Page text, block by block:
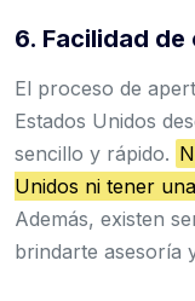
6. Facilidad
El proceso de
Estados Unidos
sencillo y rápido.
Unidos ni tener
Además, existen
brindarte asesoría